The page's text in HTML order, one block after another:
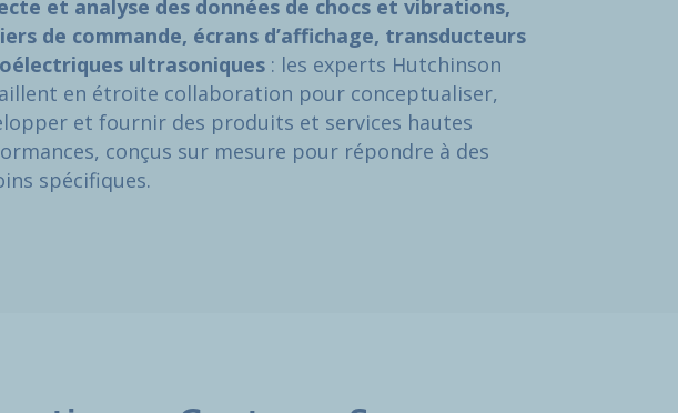
et analyse des données de chocs et vibrations,
de commande, écrans d’affichage, transducteurs
ultrasoniques : les experts Hutchinson
en étroite collaboration pour conceptualiser,
et fournir des produits et services hautes
conçus sur mesure pour répondre à des
spécifiques.